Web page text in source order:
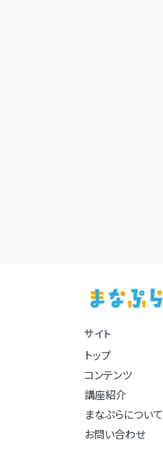
サイト
トップ
コンテンツ
講座紹介
まなぷらについて
お問い合わせ